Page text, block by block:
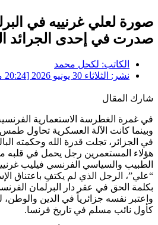
صورة لعلي غرنييه في
صدرت في إحدى الجرائد
الكاتب: لكحل محمد
نشر: الثلاثاء 30 يونيو 2026 [20:24 مساءً] بتوقيت الجزائر
شارك المقال
في غمرة الغطرسة الاستعمارية
وبينما كانت الآلة العسكرية تحاول طمس
في الجزائر، تجلت قدرة الله وحكمته
هؤلاء المستعمرين رجل يحمل في قلبه
الطبيب والسياسي الفرنسي فيليب
“علي”، الرجل الذي لم يكتفِ باعتناق
بكلمة الحق في عقر دار البرلمان
واعتبر نفسه جزائرياً في الدين والوطن،
كأول نائب مسلم في تاريخ فرنسا.